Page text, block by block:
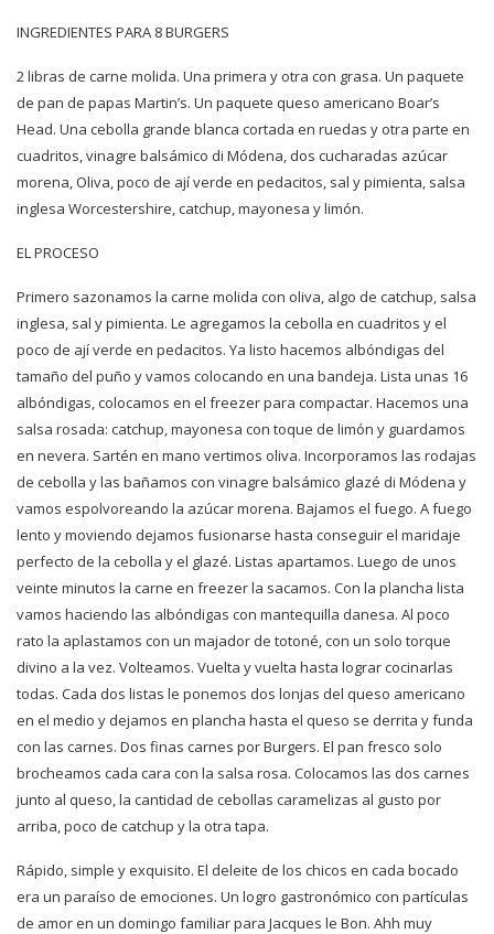
INGREDIENTES PARA 8 BURGERS
2 libras de carne molida. Una primera y otra con grasa. Un paquete
de pan de papas Martin’s. Un paquete queso americano Boar’s
Head. Una cebolla grande blanca cortada en ruedas y otra parte en
cuadritos, vinagre balsámico di Módena, dos cucharadas azúcar
morena, Oliva, poco de ají verde en pedacitos, sal y pimienta, salsa
inglesa Worcestershire, catchup, mayonesa y limón.
EL PROCESO
Primero sazonamos la carne molida con oliva, algo de catchup, salsa
inglesa, sal y pimienta. Le agregamos la cebolla en cuadritos y el
poco de ají verde en pedacitos. Ya listo hacemos albóndigas del
tamaño del puño y vamos colocando en una bandeja. Lista unas 16
albóndigas, colocamos en el freezer para compactar. Hacemos una
salsa rosada: catchup, mayonesa con toque de limón y guardamos
en nevera. Sartén en mano vertimos oliva. Incorporamos las rodajas
de cebolla y las bañamos con vinagre balsámico glazé di Módena y
vamos espolvoreando la azúcar morena. Bajamos el fuego. A fuego
lento y moviendo dejamos fusionarse hasta conseguir el maridaje
perfecto de la cebolla y el glazé. Listas apartamos. Luego de unos
veinte minutos la carne en freezer la sacamos. Con la plancha lista
vamos haciendo las albóndigas con mantequilla danesa. Al poco
rato la aplastamos con un majador de totoné, con un solo torque
divino a la vez. Volteamos. Vuelta y vuelta hasta lograr cocinarlas
todas. Cada dos listas le ponemos dos lonjas del queso americano
en el medio y dejamos en plancha hasta el queso se derrita y funda
con las carnes. Dos finas carnes por Burgers. El pan fresco solo
brocheamos cada cara con la salsa rosa. Colocamos las dos carnes
junto al queso, la cantidad de cebollas caramelizas al gusto por
arriba, poco de catchup y la otra tapa.
Rápido, simple y exquisito. El deleite de los chicos en cada bocado
era un paraíso de emociones. Un logro gastronómico con partículas
de amor en un domingo familiar para Jacques le Bon. Ahh muy